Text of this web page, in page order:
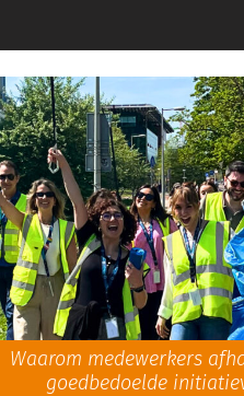
Waarom medewerkers
goedbedoelde